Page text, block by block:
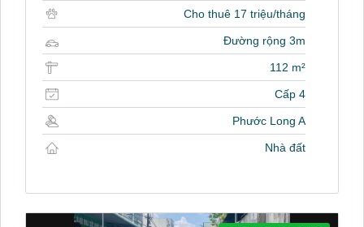
Cho thuê 17 triệu/tháng
Đường rộng 3m
112 m²
Cấp 4
Phước Long A
Nhà đất